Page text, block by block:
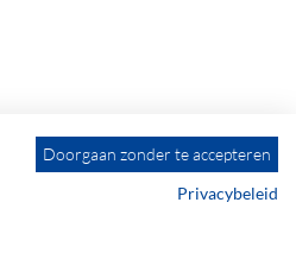
Doorgaan zonder te accepteren
Privacybeleid